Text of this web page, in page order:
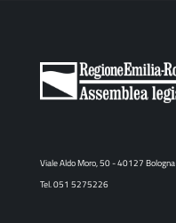
Viale Aldo Moro, 50 - 40127 Bologna
Tel. 051 5275226